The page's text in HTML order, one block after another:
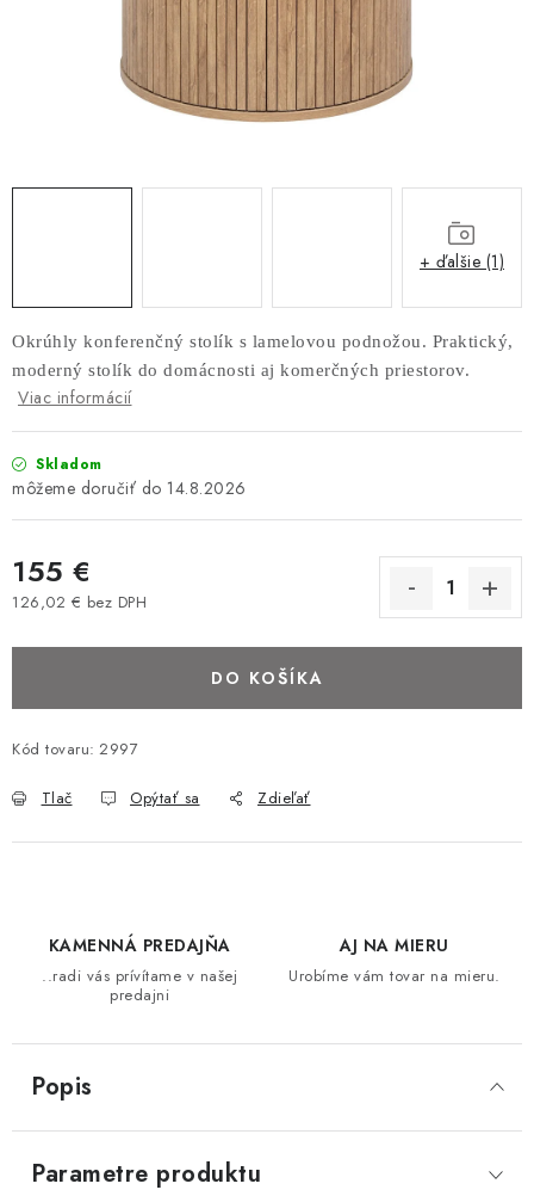
INTERIÉROVÉ DVERE
PREDEĽOVACIE STENY SO ŠIKMÝMI LAMELAMI 55°
SAMOSTATNE STOJACE LAMELOVÉ STENY
NAJPREDÁVANEJŠIE PRODUKTY
ZÁVESNÉ HOJDACIE KRESLÁ
ZÁHRADNÝ NÁBYTOK
STOLIČKY
BAROVÉ STOLIČKY
VANKÚŠE
LAMELOVÉ ROŠTY DO POSTELE
TABURETKY
KNIŽNICE A REGÁLY
KVETINÁČE
Okrúhly konferenčný stolík s lamelovou podnožou. Praktický,
moderný stolík do domácnosti aj komerčných priestorov.
Viac informácií
Skladom
14.8.2026
155 €
126,02 € bez DPH
DO KOŠÍKA
Kód tovaru: 2997
Tlač Opýtať sa Zdieľať
+ ďalšie (1)
KAMENNÁ PREDAJŇA
..radi vás prívítame v našej
predajni
AJ NA MIERU
Urobíme vám tovar na mieru.
Popis
Parametre produktu